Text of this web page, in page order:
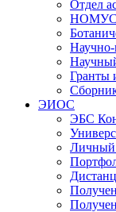
Отдел
НОМУС
Научно-
Гранты
ЭИОС
ЭБС
Личный